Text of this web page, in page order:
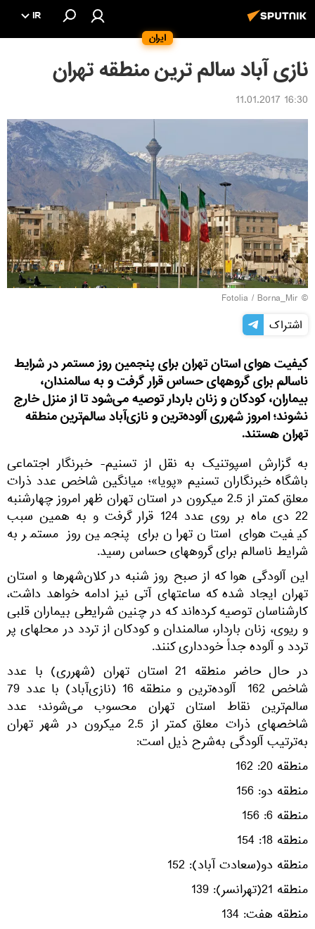
ایران
IR
نازی آباد سالم ترین منطقه تهران
16:30 11.01.2017
©
Fotolia / Borna_Mir
اشتراک
کیفیت هوای استان تهران برای پنجمین روز مستمر در شرایط
ناسالم برای گروههای حساس قرار گرفت و به سالمندان،
بیماران، کودکان و زنان باردار توصیه می‌شود تا از منزل خارج
نشوند؛ امروز شهرری آلوده‌ترین و نازی‌آباد سالم‌ترین منطقه
تهران هستند.
به گزارش اسپوتنیک به نقل از تسنیم- خبرنگار اجتماعی
باشگاه خبرنگاران تسنیم «پویا»؛ میانگین شاخص عدد ذرات
معلق کمتر از 2.5 میکرون در استان تهران ظهر امروز چهارشنبه
22 دی ماه بر روی عدد 124 قرار گرفت و به همین سبب
کیفیت هوای استان تهران برای پنجمین روز مستمر به
شرایط ناسالم برای گروههای حساس رسید.
این آلودگی هوا که از صبح روز شنبه در کلان‌شهرها و استان
تهران ایجاد شده که ساعتهای آتی نیز ادامه خواهد داشت،
کارشناسان توصیه کرده‌اند که در چنین شرایطی بیماران قلبی
و ریوی، زنان باردار، سالمندان و کودکان از تردد در محلهای پر
تردد و آلوده جداً خودداری کنند.
در حال حاضر منطقه 21 استان تهران (شهرری) با عدد
شاخص 162 آلوده‌ترین و منطقه 16 (نازی‌آباد) با عدد 79
سالم‌ترین نقاط استان تهران محسوب ‌می‌شوند؛ عدد
شاخصهای ذرات معلق کمتر از 2.5 میکرون در شهر تهران
به‌ترتیب آلودگی به‌شرح ذیل است:
منطقه 20: 162
منطقه دو: 156
منطقه 6: 156
منطقه 18: 154
منطقه دو(سعادت آباد): 152
منطقه 21(تهرانسر): 139
منطقه هفت:‌ 134